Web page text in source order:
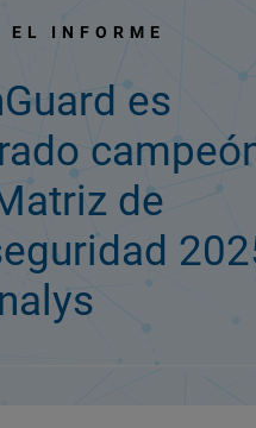
EL INFORME
es
de